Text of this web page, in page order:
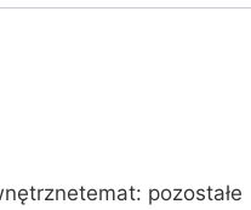
pozostałe